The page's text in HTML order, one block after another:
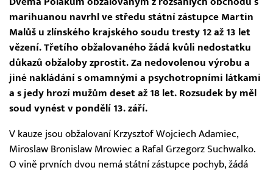
marihuanou navrhl ve středu státní zástupce Martin
Malůš u zlínského krajského soudu tresty 12 až 13 let
vězení. Třetího obžalovaného žádá kvůli nedostatku
důkazů obžaloby zprostit. Za nedovolenou výrobu a
jiné nakládání s omamnými a psychotropními látkami
a s jedy hrozí mužům deset až 18 let. Rozsudek by měl
soud vynést v pondělí 13. září.
V kauze jsou obžalovaní Krzysztof Wojciech Adamiec,
Miroslaw Bronislaw Mrowiec a Rafal Grzegorz Suchwalko.
O vině prvních dvou nemá státní zástupce pochyb, žádá